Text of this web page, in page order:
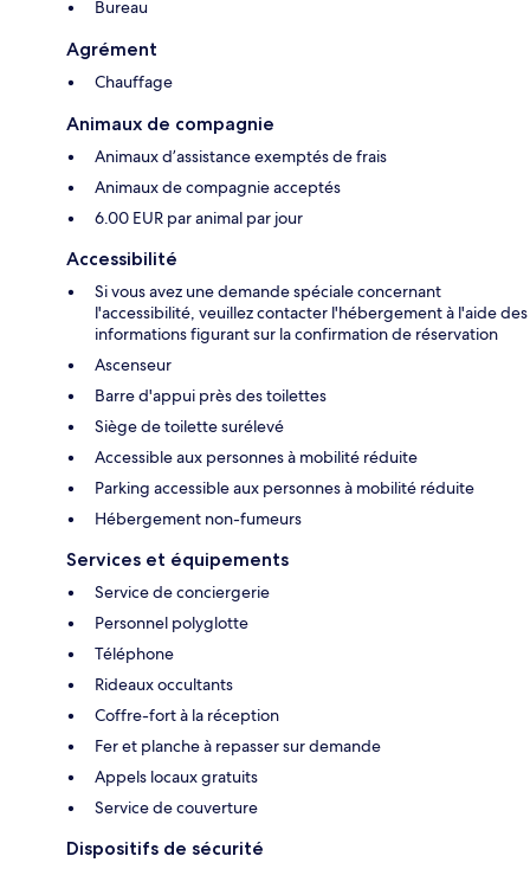
Bureau
Agrément
Chauffage
Animaux de compagnie
Animaux d’assistance exemptés de frais
Animaux de compagnie acceptés
6.00 EUR par animal par jour
Accessibilité
Si vous avez une demande spéciale concernant
l'accessibilité, veuillez contacter l'hébergement à l'aide des
informations figurant sur la confirmation de réservation
Ascenseur
Barre d'appui près des toilettes
Siège de toilette surélevé
Accessible aux personnes à mobilité réduite
Parking accessible aux personnes à mobilité réduite
Hébergement non-fumeurs
Services et équipements
Service de conciergerie
Personnel polyglotte
Téléphone
Rideaux occultants
Coffre-fort à la réception
Fer et planche à repasser sur demande
Appels locaux gratuits
Service de couverture
Dispositifs de sécurité